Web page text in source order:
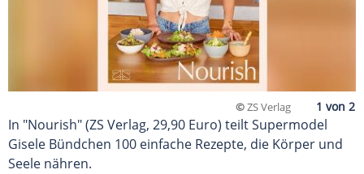
©ZS Verlag
In "Nourish" (ZS Verlag, 29,90 Euro) teilt Supermodel
Gisele Bündchen 100 einfache Rezepte, die Körper und
Seele nähren.